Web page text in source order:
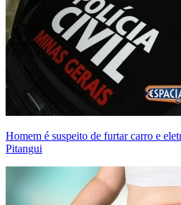
Homem é suspeito de furtar carro e
Pitangui